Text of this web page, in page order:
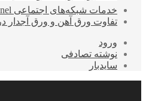
خدمات شبکه‌های اجتماعی 7Panel؛ از جذب مخاطب تا افزایش درآمد
تفاوت ورق آهن و ورق آجدار
ورود
نوشته تصادفی
سایدبار